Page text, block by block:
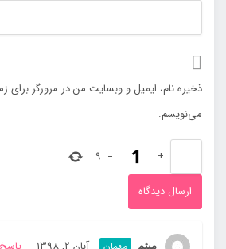
ذخیره نام، ایمیل و وبسایت من در مرورگر برای
می‌نویسم.
+
=
9
میثم